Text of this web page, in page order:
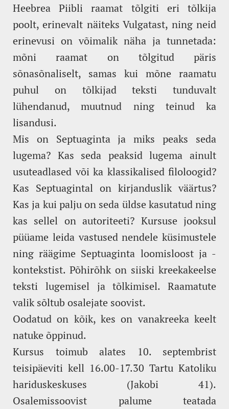
Heebrea Piibli raamat tõlgiti eri tõlkija
poolt, erinevalt näiteks Vulgatast, ning neid
erinevusi on võimalik näha ja tunnetada:
mõni raamat on tõlgitud päris
sõnasõnaliselt, samas kui mõne raamatu
puhul on tõlkijad teksti tunduvalt
lühendanud, muutnud ning teinud ka
lisandusi.
Mis on Septuaginta ja miks peaks seda
lugema? Kas seda peaksid lugema ainult
usuteadlased või ka klassikalised filoloogid?
Kas Septuagintal on kirjanduslik väärtus?
Kas ja kui palju on seda üldse kasutatud ning
kas sellel on autoriteeti? Kursuse jooksul
püüame leida vastused nendele küsimustele
ning räägime Septuaginta loomisloost ja -
kontekstist. Põhirõhk on siiski kreekakeelse
teksti lugemisel ja tõlkimisel. Raamatute
valik sõltub osalejate soovist.
Oodatud on kõik, kes on vanakreeka keelt
natuke õppinud.
Kursus toimub alates 10. septembrist
teisipäeviti kell 16.00-17.30 Tartu Katoliku
hariduskeskuses (Jakobi 41).
Osalemissoovist palume teatada